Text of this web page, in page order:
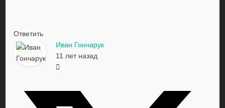
Ответить
Иван Гончарук
11 лет назад